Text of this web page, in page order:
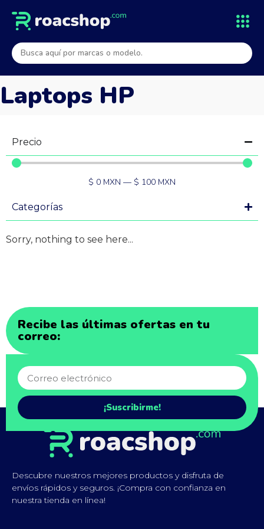
Laptops HP
Precio
$ 0 MXN — $ 100 MXN
Categorías
Sorry, nothing to see here...
Recibe las últimas ofertas en tu
correo:
¡Suscribirme!
Descubre nuestros mejores productos y disfruta de
envíos rápidos y seguros. ¡Compra con confianza en
nuestra tienda en línea!